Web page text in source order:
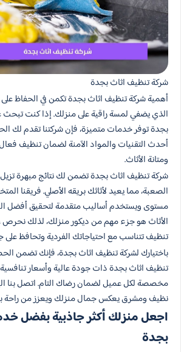
شركة تنظيف اثاث بجدة
أهمية شركة تنظيف اثاث بجدة تكمن في الحفاظ
الذي يضفي لمسة راقية على منزلك. إذا كنت
بجدة توفر خدمات متميزة، فإن شركتنا تقدم لك
أحدث التقنيات والمواد الآمنة لضمان تنظيف
ومتانة الأثاث.
شركة تنظيف اثاث بجدة تضمن لك نتائج مبهرة تزيل
الصعبة، مما يعيد لأثاثك بريقه الأصلي. فريقنا
مستوى ويستخدم أساليب متقدمة لتحقيق أفضل
الأثاث هو جزء مهم من ديكور منزلك، لذلك
تنظيف تتناسب مع احتياجاتك الفردية وتحافظ على
باختيارك لشركة تنظيف اثاث بجدة، فإنك تضمن
تنظيف اثاث بجدة ذات جودة عالية وأسعار
مخصصة لكل عميل لضمان رضاك التام. اتصل بنا
نظيف ومشرق يعكس جمال منزلك ويعزز من راحة
اجعل منزلك أكثر جاذبية بفضل
بجدة